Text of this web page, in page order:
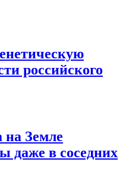
российского
на Земле
даже в соседних